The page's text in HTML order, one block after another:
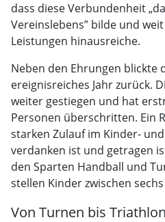
dass diese Verbundenheit
Vereinslebens” bilde und
Leistungen hinausreiche.
Neben den Ehrungen blickte
ereignisreiches Jahr zurück.
weiter gestiegen und hat
Personen überschritten. Ein
starken Zulauf im Kinder-
verdanken ist und getragen
den Sparten Handball und
stellen Kinder zwischen
Von Turnen bis Triathlon